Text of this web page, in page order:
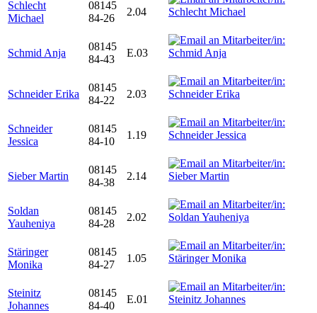
Schlecht
Michael
08145
84-26
2.04
Schmid Anja
08145
84-43
E.03
Schneider Erika
08145
84-22
2.03
Schneider
Jessica
08145
84-10
1.19
Sieber Martin
08145
84-38
2.14
Soldan
Yauheniya
08145
84-28
2.02
Stäringer
Monika
08145
84-27
1.05
Steinitz
Johannes
08145
84-40
E.01